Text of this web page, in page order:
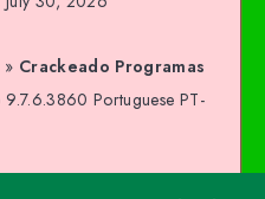
» Crackeado Programas
Portuguese PT-